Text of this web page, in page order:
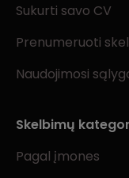
Sukurti savo CV
Prenumeruoti
Naudojimosi
Skelbimų
Pagal įmones